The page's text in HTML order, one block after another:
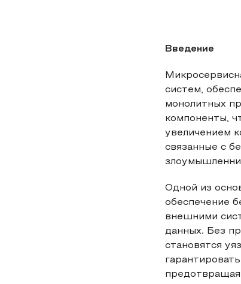
Введение
систем,
монолитных
компоненты,
увеличением
связанные с
Одной из
обеспечение
внешними
данных. Без
становятся
предотвращая